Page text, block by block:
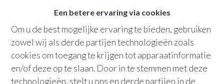
Een betere ervaring via cookies
Om u de best mogelijke ervaring te bieden, gebruiken
zowel wij als derde partijen technologieën zoals
cookies om toegang te krijgen tot apparaatinformatie
en/of deze op te slaan. Door in te stemmen met deze
technologieën, stelt u ons en derde partijen in de
slaapkamer
1badkamer
Bew. opp.:100 m²